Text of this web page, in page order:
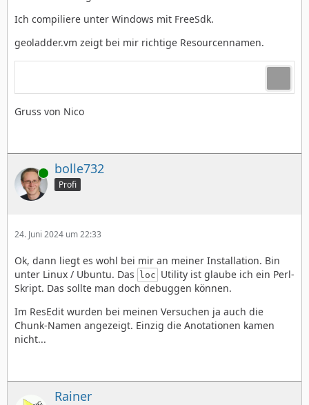
Ich compiliere unter Windows mit FreeSdk.
geoladder.vm zeigt bei mir richtige Resourcennamen.
Gruss von Nico
Online bolle732
Profi
24. Juni 2024 um 22:33
Ok, dann liegt es wohl bei mir an meiner Installation. Bin
unter Linux / Ubuntu. Das
loc Utility ist glaube ich ein Perl-
Skript. Das sollte man doch debuggen können.
Im ResEdit wurden bei meinen Versuchen ja auch die
Chunk-Namen angezeigt. Einzig die Anotationen kamen
nicht...
Rainer